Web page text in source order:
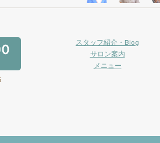
スタッフ紹介・Blog
サロン案内
メニュー